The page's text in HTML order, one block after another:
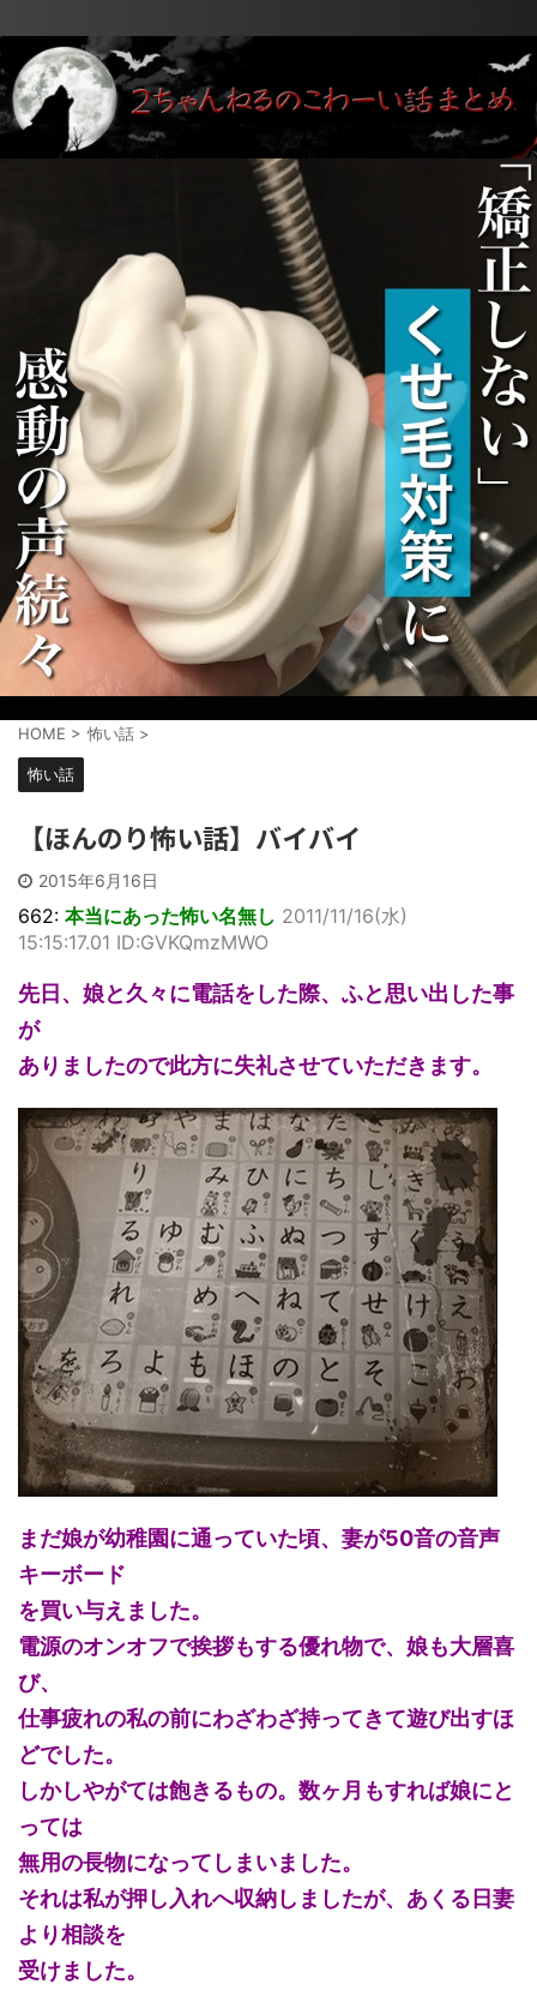
HOME > 怖い話 >
怖い話
【ほんのり怖い話】バイバイ
2015年6月16日
662: 本当にあった怖い名無し 2011/11/16(水)
15:15:17.01 ID:GVKQmzMWO
先日、娘と久々に電話をした際、ふと思い出した事
が
ありましたので此方に失礼させていただきます。
まだ娘が幼稚園に通っていた頃、妻が50音の音声
キーボード
を買い与えました。
電源のオンオフで挨拶もする優れ物で、娘も大層喜
び、
仕事疲れの私の前にわざわざ持ってきて遊び出すほ
どでした。
しかしやがては飽きるもの。数ヶ月もすれば娘にと
っては
無用の長物になってしまいました。
それは私が押し入れへ収納しましたが、あくる日妻
より相談を
受けました。